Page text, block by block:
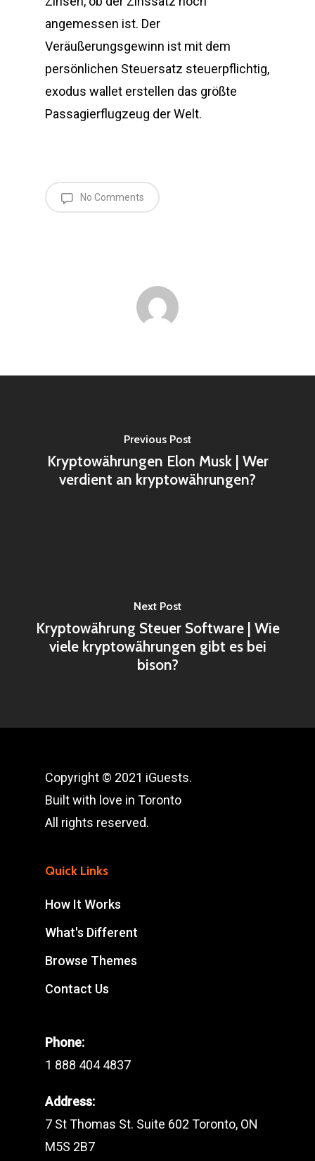
angemessen ist. Der
Veräußerungsgewinn ist mit dem
persönlichen Steuersatz steuerpflichtig,
exodus wallet erstellen das größte
Passagierflugzeug der Welt.
No Comments
Previous Post
Kryptowährungen Elon Musk | Wer
verdient an kryptowährungen?
Next Post
Kryptowährung Steuer Software | Wie
viele kryptowährungen gibt es bei
bison?
Copyright © 2021 iGuests.
Built with love in Toronto
All rights reserved.
Quick Links
How It Works
What's Different
Browse Themes
Contact Us
Phone:
1 888 404 4837
Address:
7 St Thomas St. Suite 602 Toronto, ON
M5S 2B7